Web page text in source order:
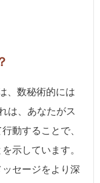
、数秘術的には
は、あなたがス
動することで、
示しています。
セージをより深